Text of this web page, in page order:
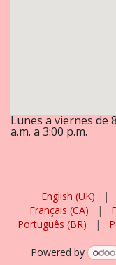
Lunes a viernes de
a.m. a 3:00 p.m.
English (UK) |
Français (CA)
|
Português (BR)
|
Powered by